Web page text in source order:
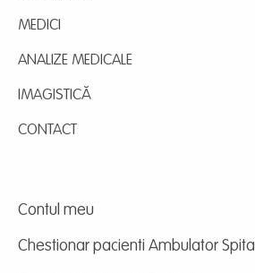
MEDICI
ANALIZE MEDICALE
IMAGISTICĂ
CONTACT
Contul meu
Chestionar pacienti Ambulator Spital